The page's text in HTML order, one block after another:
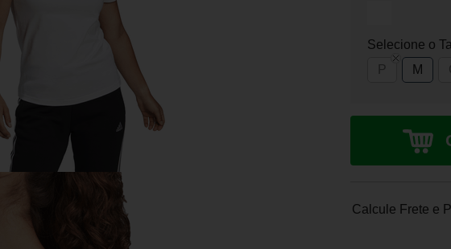
Selecione o
P
M
Calcule Frete e